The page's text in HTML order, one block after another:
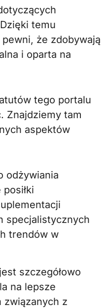
temu
że zdobywają
i oparta na
tego portalu
Znajdziemy tam
aspektów
odżywiania
specjalistycznych
trendów w
szczegółowo
na lepsze
związanych z